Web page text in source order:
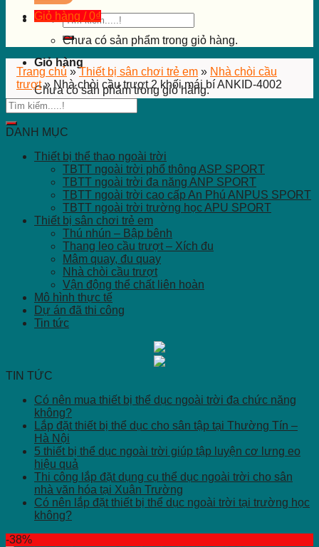
Tìm
kiếm:
Giỏ hàng
Chưa có sản phẩm trong giỏ hàng.
Giỏ hàng /0₫
Chưa có sản phẩm trong giỏ hàng.
Trang chủ »Thiết bị sân chơi trẻ em » Nhà chòi cầu
trượt» Nhà chòi cầu trượt 2 khối mái bí ANKID-4002
DANH MỤC
Thiết bị thể thao ngoài trời
TBTT ngoài trời phổ thông ASP SPORT
TBTT ngoài trời đa năng ANP SPORT
TBTT ngoài trời cao cấp An Phú ANPUS SPORT
TBTT ngoài trời trường học APU SPORT
Thiết bị sân chơi trẻ em
Thú nhún – Bập bênh
Thang leo cầu trượt – Xích đu
Mâm quay, đu quay
Nhà chòi cầu trượt
Vận động thể chất liên hoàn
Mô hình thực tế
Dự án đã thi công
Tin tức
TIN TỨC
Có nên mua thiết bị thể dục ngoài trời đa chức năng
không?
Lắp đặt thiết bị thể dục cho sân tập tại Thường Tín –
Hà Nội
5 thiết bị thể dục ngoài trời giúp tập luyện cơ lưng eo
hiệu quả
Thi công lắp đặt dụng cụ thể dục ngoài trời cho sân
nhà văn hóa tại Xuân Trường
Có nên lắp đặt thiết bị thể dục ngoài trời tại trường học
không?
-38%